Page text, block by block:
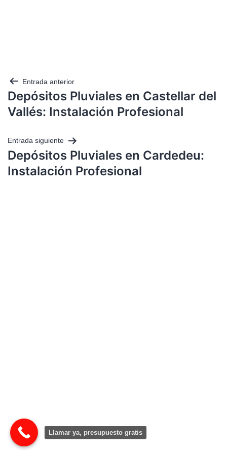
Entrada anterior
Depósitos Pluviales en Castellar del
Vallés: Instalación Profesional
Entrada siguiente
Depósitos Pluviales en Cardedeu:
Instalación Profesional
Llamar ya, presupuesto gratis